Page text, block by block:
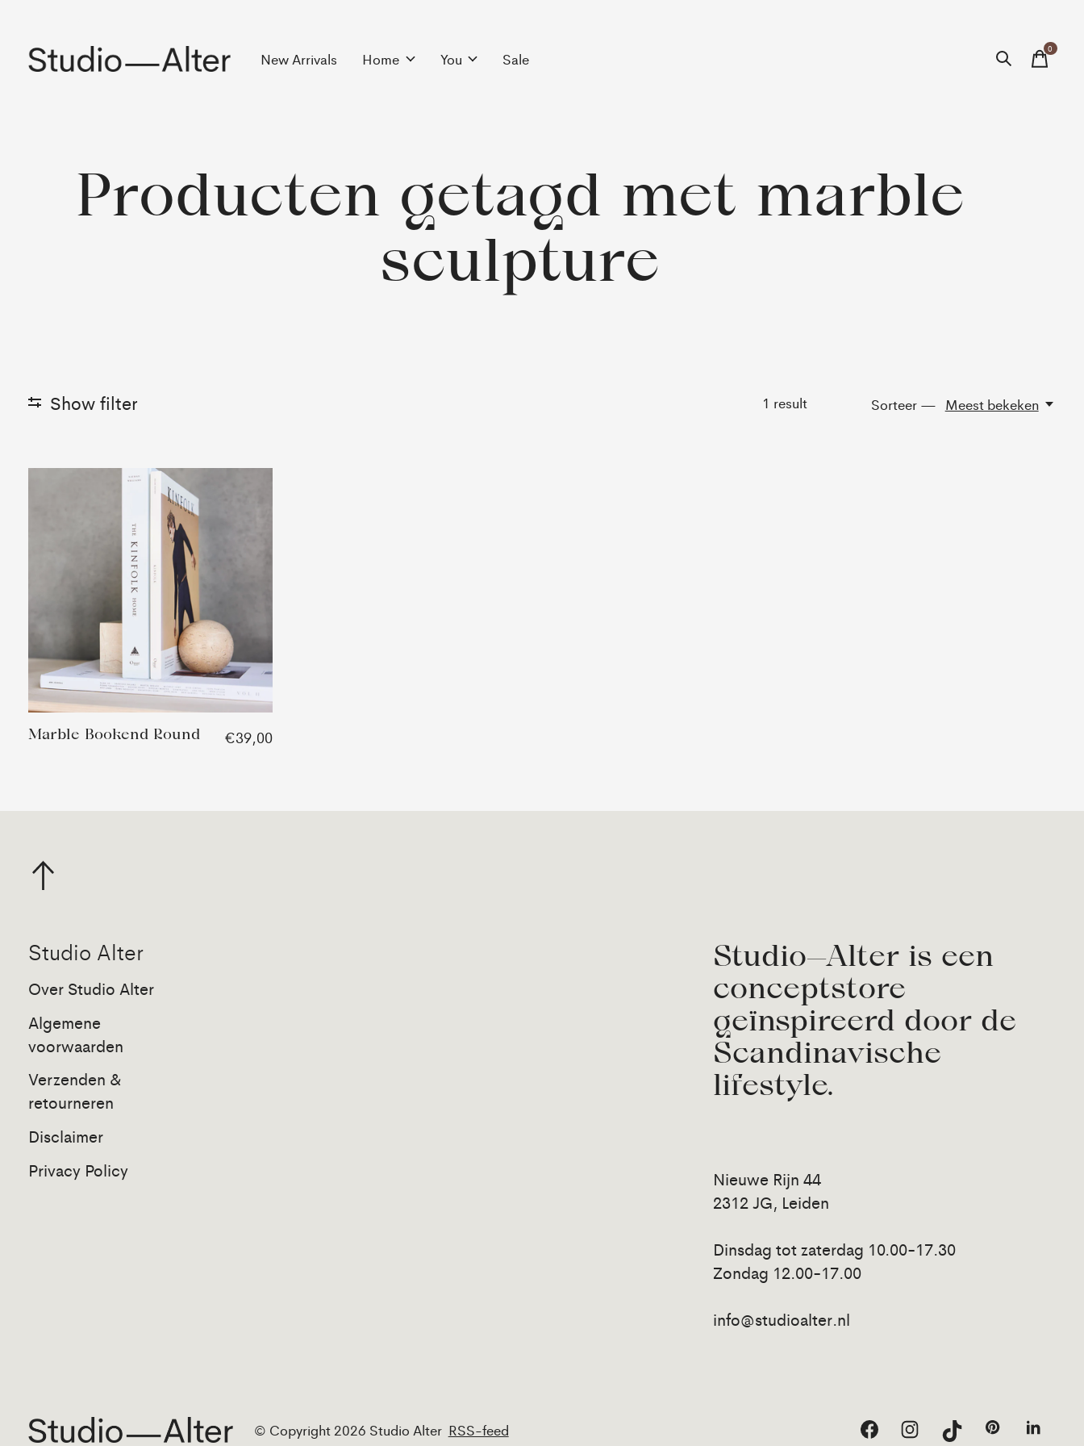
New Arrivals Home You Sale
0items
Producten getagd met marble
sculpture
Show filter 1 result Sorteer — Meest bekeken
Marble Bookend Round €39,00
Studio Alter
Over Studio Alter
Algemene
voorwaarden
Verzenden &
retourneren
Disclaimer
Privacy Policy
Studio—Alter is een
conceptstore
geïnspireerd door de
Scandinavische
lifestyle.
Nieuwe Rijn 44
2312 JG, Leiden
Dinsdag tot zaterdag 10.00-17.30
Zondag 12.00-17.00
info@studioalter.nl
© Copyright 2026 Studio Alter RSS-feed